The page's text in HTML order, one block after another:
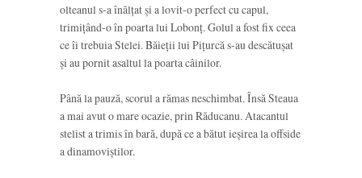
olteanul s-a înălțat și a lovit-o perfect cu capul,
trimițând-o în poarta lui Lobonț. Golul a fost fix ceea
ce îi trebuia Stelei. Băieții lui Pițurcă s-au descătușat
și au pornit asaltul la poarta câinilor.
Până la pauză, scorul a rămas neschimbat. Însă Steaua
a mai avut o mare ocazie, prin Răducanu. Atacantul
stelist a trimis în bară, după ce a bătut ieșirea la offside
a dinamoviștilor.